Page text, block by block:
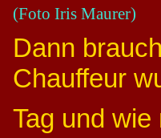
(Foto Iris Maurer)
Dann
Chauffeur
Tag und